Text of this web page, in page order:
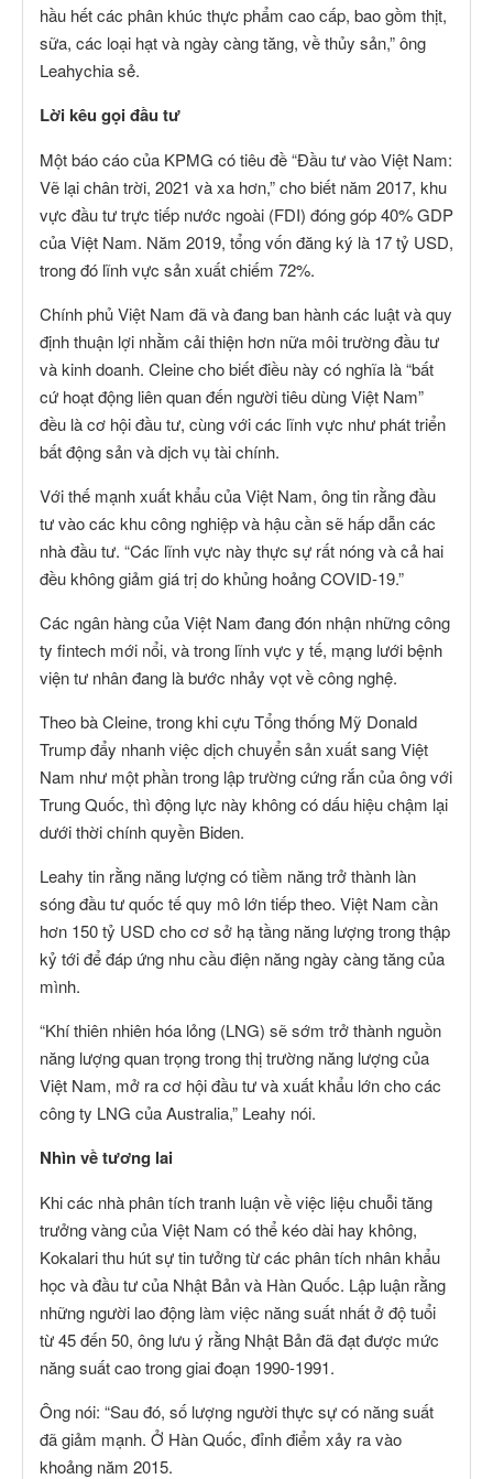
hầu hết các phân khúc thực phẩm cao cấp, bao gồm thịt,
sữa, các loại hạt và ngày càng tăng, về thủy sản,” ông
Leahychia sẻ.
Lời kêu gọi đầu tư
Một báo cáo của KPMG có tiêu đề “Đầu tư vào Việt Nam:
Vẽ lại chân trời, 2021 và xa hơn,” cho biết năm 2017, khu
vực đầu tư trực tiếp nước ngoài (FDI) đóng góp 40% GDP
của Việt Nam. Năm 2019, tổng vốn đăng ký là 17 tỷ USD,
trong đó lĩnh vực sản xuất chiếm 72%.
Chính phủ Việt Nam đã và đang ban hành các luật và quy
định thuận lợi nhằm cải thiện hơn nữa môi trường đầu tư
và kinh doanh. Cleine cho biết điều này có nghĩa là “bất
cứ hoạt động liên quan đến người tiêu dùng Việt Nam”
đều là cơ hội đầu tư, cùng với các lĩnh vực như phát triển
bất động sản và dịch vụ tài chính.
Với thế mạnh xuất khẩu của Việt Nam, ông tin rằng đầu
tư vào các khu công nghiệp và hậu cần sẽ hấp dẫn các
nhà đầu tư. “Các lĩnh vực này thực sự rất nóng và cả hai
đều không giảm giá trị do khủng hoảng COVID-19.”
Các ngân hàng của Việt Nam đang đón nhận những công
ty fintech mới nổi, và trong lĩnh vực y tế, mạng lưới bệnh
viện tư nhân đang là bước nhảy vọt về công nghệ.
Theo bà Cleine, trong khi cựu Tổng thống Mỹ Donald
Trump đẩy nhanh việc dịch chuyển sản xuất sang Việt
Nam như một phần trong lập trường cứng rắn của ông với
Trung Quốc, thì động lực này không có dấu hiệu chậm lại
dưới thời chính quyền Biden.
Leahy tin rằng năng lượng có tiềm năng trở thành làn
sóng đầu tư quốc tế quy mô lớn tiếp theo. Việt Nam cần
hơn 150 tỷ USD cho cơ sở hạ tầng năng lượng trong thập
kỷ tới để đáp ứng nhu cầu điện năng ngày càng tăng của
mình.
“Khí thiên nhiên hóa lỏng (LNG) sẽ sớm trở thành nguồn
năng lượng quan trọng trong thị trường năng lượng của
Việt Nam, mở ra cơ hội đầu tư và xuất khẩu lớn cho các
công ty LNG của Australia,” Leahy nói.
Nhìn về tương lai
Khi các nhà phân tích tranh luận về việc liệu chuỗi tăng
trưởng vàng của Việt Nam có thể kéo dài hay không,
Kokalari thu hút sự tin tưởng từ các phân tích nhân khẩu
học và đầu tư của Nhật Bản và Hàn Quốc. Lập luận rằng
những người lao động làm việc năng suất nhất ở độ tuổi
từ 45 đến 50, ông lưu ý rằng Nhật Bản đã đạt được mức
năng suất cao trong giai đoạn 1990-1991.
Ông nói: “Sau đó, số lượng người thực sự có năng suất
đã giảm mạnh. Ở Hàn Quốc, đỉnh điểm xảy ra vào
khoảng năm 2015.